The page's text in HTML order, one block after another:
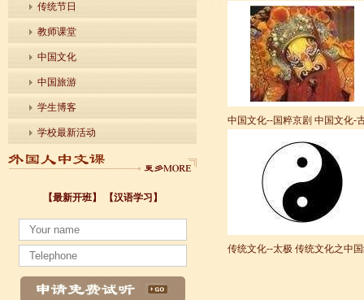
传统节日
教师课堂
中国文化
中国旅游
学生博客
学校最新活动
【最新开班】 【汉语学习】
法国南特大学｜国家公立大学国际企业管理硕士 + 跨文化职场通行证，2025 招
各个国家留学对雅思分数的具体要求
Survival Chinese for Beginners 30-Day Challenge day 3
雅思考试介绍
Survival Chinese for Beginners 30-Day Challenge day 1
中国文化--国粹京剧 中国文化-
传统文化--太极 传统文化之中